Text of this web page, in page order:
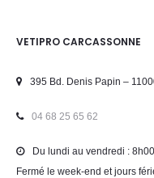
VETIPRO CARCASSONNE
395 Bd. Denis Papin –
04 68 25 65 62
Du lundi au vendredi :
Fermé le week-end et jours